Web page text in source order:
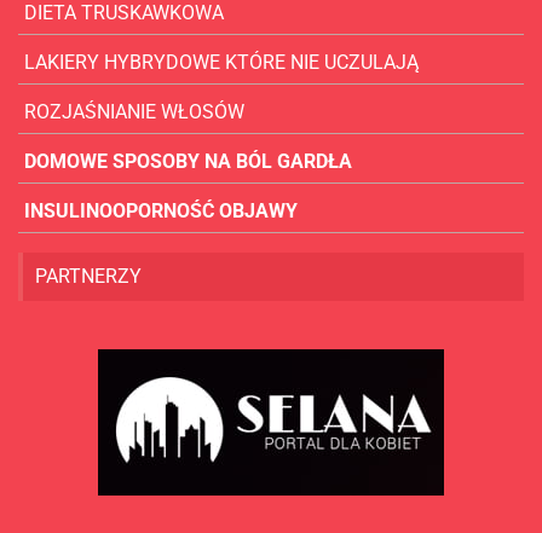
DIETA TRUSKAWKOWA
LAKIERY HYBRYDOWE KTÓRE NIE UCZULAJĄ
ROZJAŚNIANIE WŁOSÓW
DOMOWE SPOSOBY NA BÓL GARDŁA
INSULINOOPORNOŚĆ OBJAWY
PARTNERZY